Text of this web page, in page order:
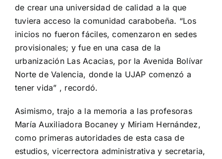
de crear una universidad de calidad a la que
tuviera acceso la comunidad carabobeña. “Los
inicios no fueron fáciles, comenzaron en sedes
provisionales; y fue en una casa de la
urbanización Las Acacias, por la Avenida Bolívar
Norte de Valencia, donde la UJAP comenzó a
tener vida” , recordó.
Asimismo, trajo a la memoria a las profesoras
María Auxiliadora Bocaney y Miriam Hernández,
como primeras autoridades de esta casa de
estudios, vicerrectora administrativa y secretaria,